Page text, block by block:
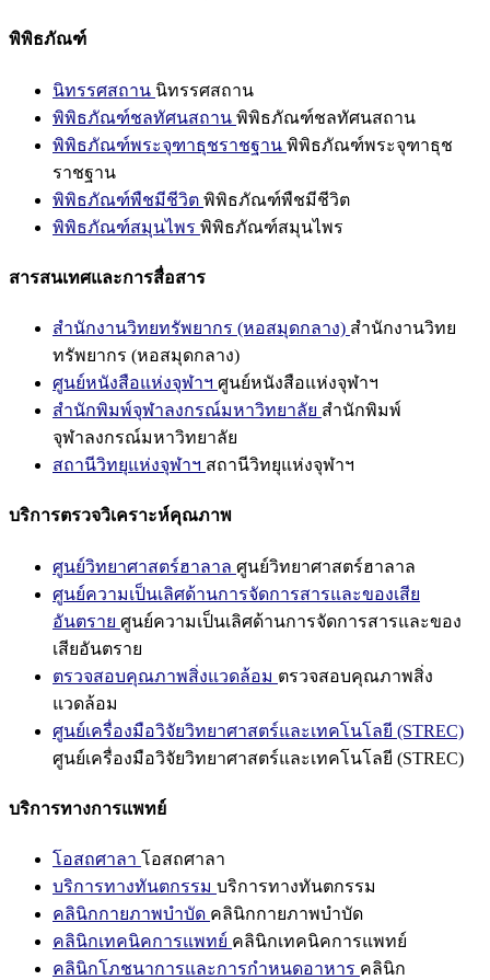
พิพิธภัณฑ์
นิทรรศสถาน นิทรรศสถาน
พิพิธภัณฑ์ชลทัศนสถาน พิพิธภัณฑ์ชลทัศนสถาน
พิพิธภัณฑ์พระจุฑาธุชราชฐาน พิพิธภัณฑ์พระจุฑาธุช
ราชฐาน
พิพิธภัณฑ์พืชมีชีวิต พิพิธภัณฑ์พืชมีชีวิต
พิพิธภัณฑ์สมุนไพร พิพิธภัณฑ์สมุนไพร
สารสนเทศและการสื่อสาร
สำนักงานวิทยทรัพยากร (หอสมุดกลาง) สำนักงานวิทย
ทรัพยากร (หอสมุดกลาง)
ศูนย์หนังสือแห่งจุฬาฯ ศูนย์หนังสือแห่งจุฬาฯ
สำนักพิมพ์จุฬาลงกรณ์มหาวิทยาลัย สำนักพิมพ์
จุฬาลงกรณ์มหาวิทยาลัย
สถานีวิทยุแห่งจุฬาฯ สถานีวิทยุแห่งจุฬาฯ
บริการตรวจวิเคราะห์คุณภาพ
ศูนย์วิทยาศาสตร์ฮาลาล ศูนย์วิทยาศาสตร์ฮาลาล
ศูนย์ความเป็นเลิศด้านการจัดการสารและของเสีย
อันตราย ศูนย์ความเป็นเลิศด้านการจัดการสารและของ
เสียอันตราย
ตรวจสอบคุณภาพสิ่งแวดล้อม ตรวจสอบคุณภาพสิ่ง
แวดล้อม
ศูนย์เครื่องมือวิจัยวิทยาศาสตร์และเทคโนโลยี (STREC)
ศูนย์เครื่องมือวิจัยวิทยาศาสตร์และเทคโนโลยี (STREC)
บริการทางการแพทย์
โอสถศาลา โอสถศาลา
บริการทางทันตกรรม บริการทางทันตกรรม
คลินิกกายภาพบำบัด คลินิกกายภาพบำบัด
คลินิกเทคนิคการแพทย์ คลินิกเทคนิคการแพทย์
คลินิกโภชนาการและการกำหนดอาหาร คลินิก